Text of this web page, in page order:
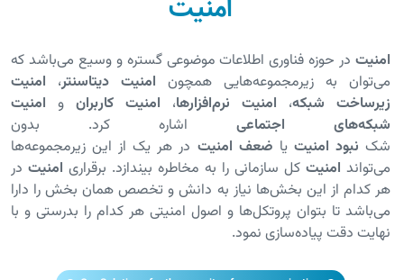
امنیت
امنیت در حوزه فناوری اطلاعات موضوعی گستره و وسیع می‌باشد که
می‌توان به زیرمجموعه‌هایی همچون امنیت دیتاسنتر، امنیت
زیرساخت شبکه، امنیت نرم‌افزارها، امنیت کاربران و امنیت
شبکه‌های اجتماعی اشاره کرد. بدون
شک نبود امنیت یا ضعف امنیت در هر یک از این زیرمجموعه‌ها
می‌تواند امنیت کل سازمانی را به مخاطره بیندازد. برقراری امنیت در
هر کدام از این بخش‌ها نیاز به دانش و تخصص همان بخش را دارا
می‌باشد تا بتوان پروتکل‌ها و اصول امنیتی هر کدام را بدرستی و با
نهایت دقت پیاده‌سازی نمود.